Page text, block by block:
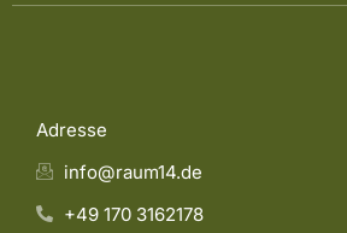
Adresse
info@raum14.de
+49 170 3162178